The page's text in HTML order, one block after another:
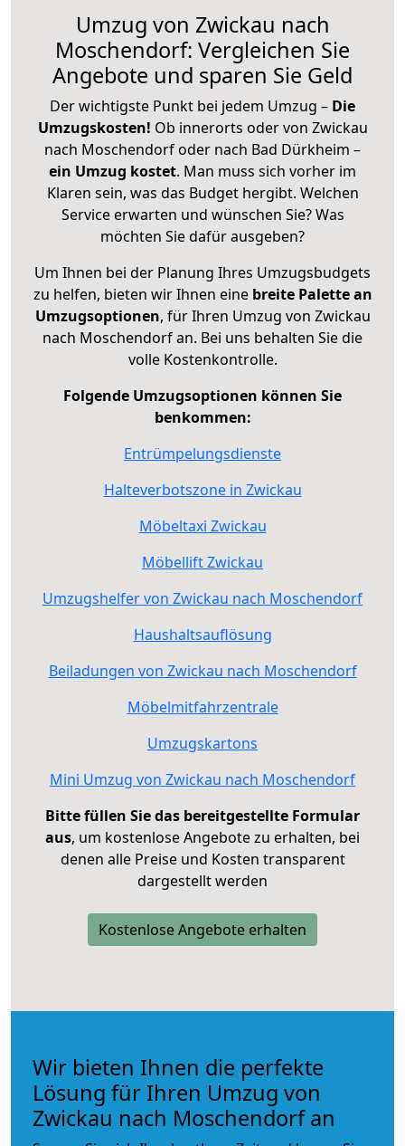
Umzug von Zwickau nach
Moschendorf: Vergleichen Sie
Angebote und sparen Sie Geld
Der wichtigste Punkt bei jedem Umzug – Die
Umzugskosten! Ob innerorts oder von Zwickau
nach Moschendorf oder nach Bad Dürkheim –
ein Umzug kostet. Man muss sich vorher im
Klaren sein, was das Budget hergibt. Welchen
Service erwarten und wünschen Sie? Was
möchten Sie dafür ausgeben?
Um Ihnen bei der Planung Ihres Umzugsbudgets
zu helfen, bieten wir Ihnen eine breite Palette an
Umzugsoptionen, für Ihren Umzug von Zwickau
nach Moschendorf an. Bei uns behalten Sie die
volle Kostenkontrolle.
Folgende Umzugsoptionen können Sie
benkommen:
Entrümpelungsdienste
Halteverbotszone in Zwickau
Möbeltaxi Zwickau
Möbellift Zwickau
Umzugshelfer von Zwickau nach Moschendorf
Haushaltsauflösung
Beiladungen von Zwickau nach Moschendorf
Möbelmitfahrzentrale
Umzugskartons
Mini Umzug von Zwickau nach Moschendorf
Bitte füllen Sie das bereitgestellte Formular
aus, um kostenlose Angebote zu erhalten, bei
denen alle Preise und Kosten transparent
dargestellt werden
Kostenlose Angebote erhalten
Wir bieten Ihnen die perfekte
Lösung für Ihren Umzug von
Zwickau nach Moschendorf an